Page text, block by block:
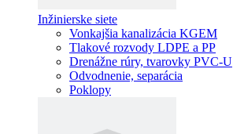
Inžinierske siete
Vonkajšia kanalizácia KGEM
Tlakové rozvody LDPE a PP
Drenážne rúry, tvarovky PVC-U
Odvodnenie, separácia
Poklopy